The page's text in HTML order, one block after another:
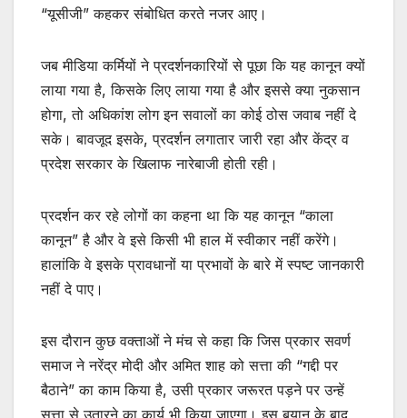
“यूसीजी” कहकर संबोधित करते नजर आए।
जब मीडिया कर्मियों ने प्रदर्शनकारियों से पूछा कि यह कानून क्यों
लाया गया है, किसके लिए लाया गया है और इससे क्या नुकसान
होगा, तो अधिकांश लोग इन सवालों का कोई ठोस जवाब नहीं दे
सके। बावजूद इसके, प्रदर्शन लगातार जारी रहा और केंद्र व
प्रदेश सरकार के खिलाफ नारेबाजी होती रही।
प्रदर्शन कर रहे लोगों का कहना था कि यह कानून “काला
कानून” है और वे इसे किसी भी हाल में स्वीकार नहीं करेंगे।
हालांकि वे इसके प्रावधानों या प्रभावों के बारे में स्पष्ट जानकारी
नहीं दे पाए।
इस दौरान कुछ वक्ताओं ने मंच से कहा कि जिस प्रकार सवर्ण
समाज ने नरेंद्र मोदी और अमित शाह को सत्ता की “गद्दी पर
बैठाने” का काम किया है, उसी प्रकार जरूरत पड़ने पर उन्हें